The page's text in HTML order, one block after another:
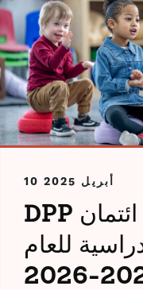
10 أبريل 2025
DPP يصدر مقياس ائتمان
للعام